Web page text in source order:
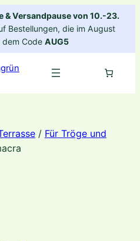
& Versandpause von 10.-23.
Bestellungen, die im August
dem Code AUG5
/ Für Tröge und